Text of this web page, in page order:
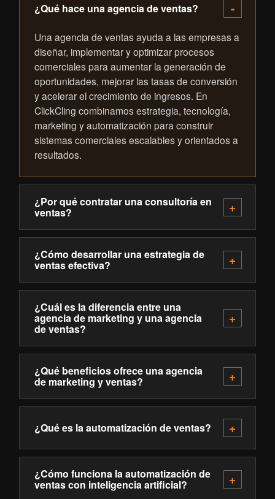
¿Qué hace una agencia de ventas?
Una agencia de ventas ayuda a las empresas a
diseñar, implementar y optimizar procesos
comerciales para aumentar la generación de
oportunidades, mejorar las tasas de conversión
y acelerar el crecimiento de ingresos. En
ClickCling combinamos estrategia, tecnología,
marketing y automatización para construir
sistemas comerciales escalables y orientados a
resultados.
¿Por qué contratar una consultoría en
ventas?
¿Cómo desarrollar una estrategia de
ventas efectiva?
¿Cuál es la diferencia entre una
agencia de marketing y una agencia
de ventas?
¿Qué beneficios ofrece una agencia
de marketing y ventas?
¿Qué es la automatización de ventas?
¿Cómo funciona la automatización de
ventas con inteligencia artificial?